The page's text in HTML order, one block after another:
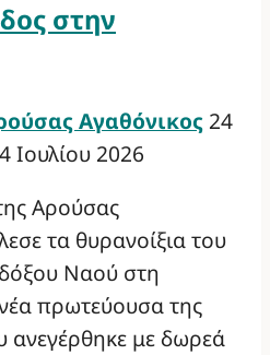
στην
Αγαθόνικος 24
Ιουλίου 2026
Αρούσας
τα θυρανοίξια του
Ναού στη
πρωτεύουσα της
ανεγέρθηκε με δωρεά